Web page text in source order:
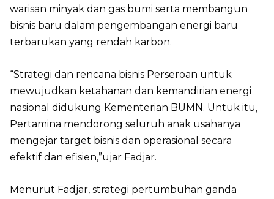
warisan minyak dan gas bumi serta membangun
bisnis baru dalam pengembangan energi baru
terbarukan yang rendah karbon.
“Strategi dan rencana bisnis Perseroan untuk
mewujudkan ketahanan dan kemandirian energi
nasional didukung Kementerian BUMN. Untuk itu,
Pertamina mendorong seluruh anak usahanya
mengejar target bisnis dan operasional secara
efektif dan efisien,”ujar Fadjar.
Menurut Fadjar, strategi pertumbuhan ganda